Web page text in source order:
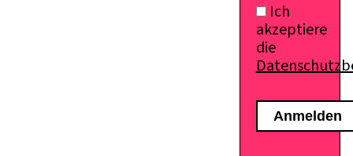
Ich
akzeptiere
die